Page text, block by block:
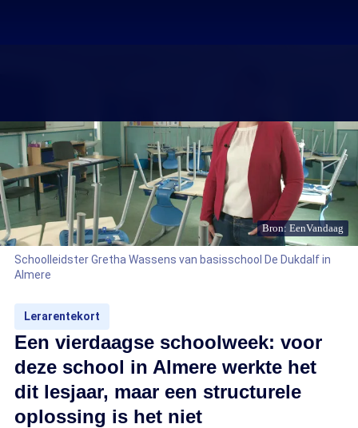
Bron: EenVandaag
Schoolleidster Gretha Wassens van basisschool De Dukdalf in
Almere
Lerarentekort
Een vierdaagse schoolweek: voor
deze school in Almere werkte het
dit lesjaar, maar een structurele
oplossing is het niet